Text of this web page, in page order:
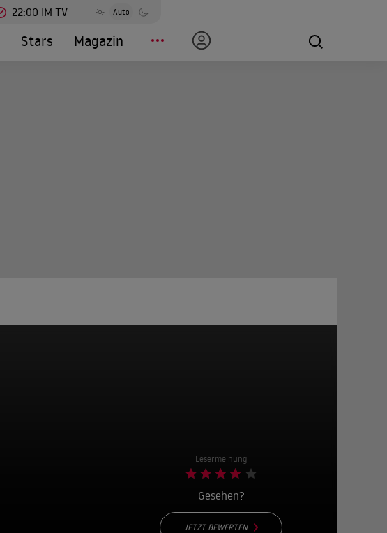
22:00 IM TV Auto
Stars Magazin
Lesermeinung
Gesehen?
JETZT BEWERTEN